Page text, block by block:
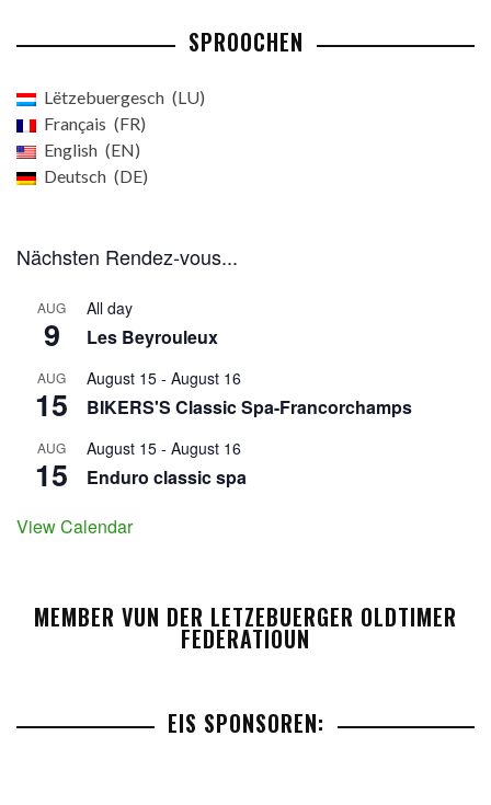
SPROOCHEN
Lëtzebuergesch
LU
Français
FR
English
EN
Deutsch
DE
Nächsten Rendez-vous...
AUG
9
All day
Les Beyrouleux
AUG
15
August 15 - August 16
BIKERS'S Classic Spa-Francorchamps
AUG
15
August 15 - August 16
Enduro classic spa
View Calendar
MEMBER VUN DER LETZEBUERGER OLDTIMER
FEDERATIOUN
EIS SPONSOREN: